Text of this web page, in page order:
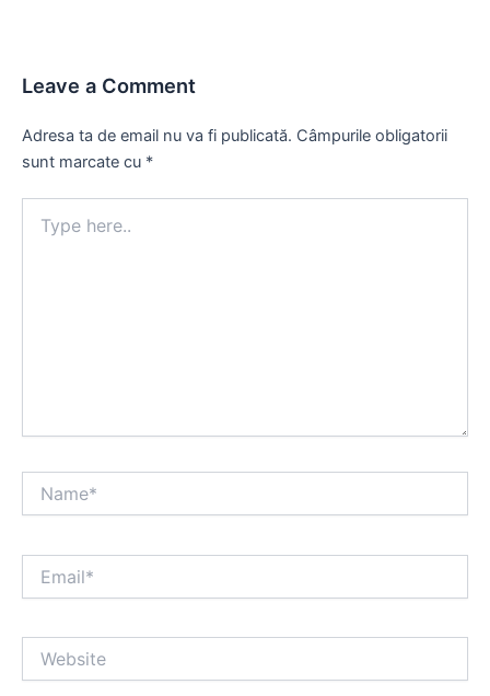
Leave a Comment
Adresa ta de email nu va fi publicată. Câmpurile obligatorii
sunt marcate cu *
here..